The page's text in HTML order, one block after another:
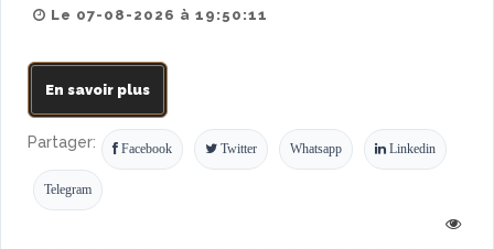
Le 07-08-2026 à 19:50:11
En savoir plus
Partager: Facebook Twitter Whatsapp Linkedin
Telegram